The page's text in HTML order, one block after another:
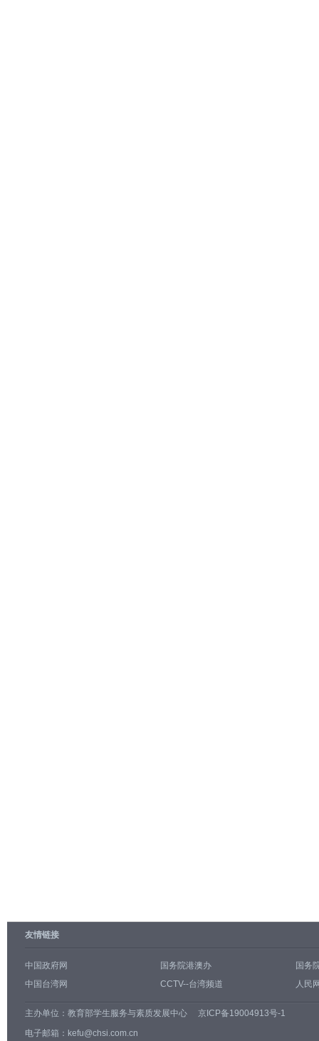
友情链接
中国政府网 国务院港澳办
国务
中国台湾网
CCTV--台湾频道 人民
主办单位： 教育部学生服务与素质发展中心
京ICP备19004913号-1
电子邮箱：kefu@chsi.com.cn